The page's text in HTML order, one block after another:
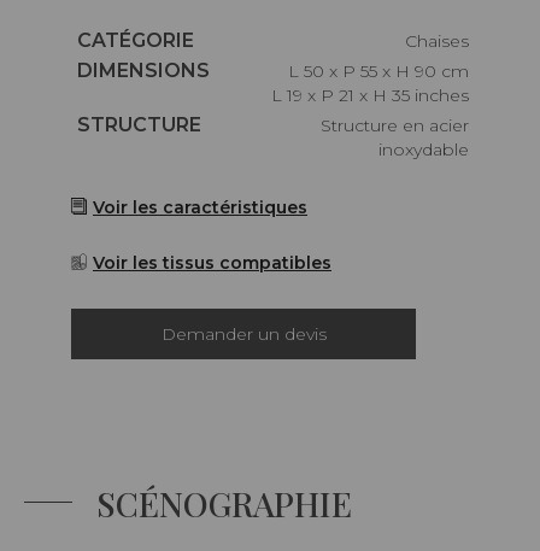
Caractéristiques
CATÉGORIE
Chaises
Caractéristiques
DIMENSIONS
L 50 x P 55 x H 90 cm
L 19 x P 21 x H 35 inches
Caractéristiques
STRUCTURE
Structure en acier
inoxydable
Voir les caractéristiques
Voir les tissus compatibles
Demander un devis
SCÉNOGRAPHIE